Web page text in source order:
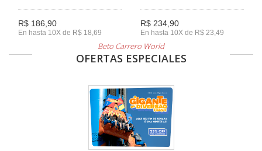
R$ 186,90
En hasta 10X de R$ 18,69
R$ 234,90
En hasta 10X de R$ 23,49
Beto Carrero World
OFERTAS ESPECIALES